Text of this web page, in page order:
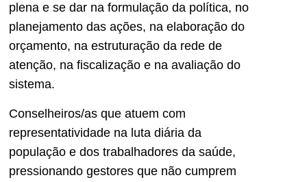
plena e se dar na formulação da política, no
planejamento das ações, na elaboração do
orçamento, na estruturação da rede de
atenção, na fiscalização e na avaliação do
sistema.
Conselheiros/as que atuem com
representatividade na luta diária da
população e dos trabalhadores da saúde,
pressionando gestores que não cumprem